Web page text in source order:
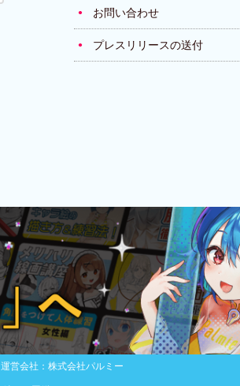
お問い合わせ
プレスリリースの送付
運営会社：株式会社パルミー